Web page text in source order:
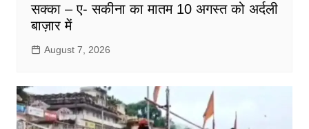
सक्का – ए- सकीना का मातम 10 अगस्त को अर्दली
बाज़ार में
August 7, 2026